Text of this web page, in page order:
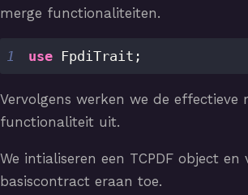
merge functionaliteiten.
1 use FpdiTrait ;
Vervolgens werken we de effectieve
functionaliteit uit.
We intialiseren een TCPDF object en
basiscontract eraan toe.